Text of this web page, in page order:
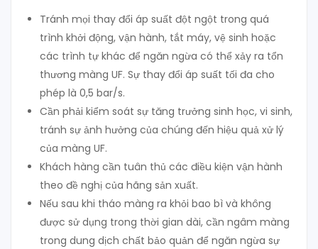
Tránh mọi thay đổi áp suất đột ngột trong quá
trình khởi động, vận hành, tắt máy, vệ sinh hoặc
các trình tự khác để ngăn ngừa có thể xảy ra tổn
thương màng UF. Sự thay đổi áp suất tối đa cho
phép là 0,5 bar/s.
Cần phải kiểm soát sự tăng trưởng sinh học, vi sinh,
tránh sự ảnh hưởng của chúng đến hiệu quả xử lý
của màng UF.
Khách hàng cần tuân thủ các điều kiện vận hành
theo đề nghị của hãng sản xuất.
Nếu sau khi tháo màng ra khỏi bao bì và không
được sử dụng trong thời gian dài, cần ngâm màng
trong dung dịch chất bảo quản để ngăn ngừa sự